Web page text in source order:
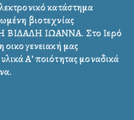
κατάστημα
βιοτεχνίας
ΒΙΔΑΛΗ ΙΩΑΝΝΑ. Στο Ιερό
οικογενειακή μας
Α’ ποιότητας μοναδικά